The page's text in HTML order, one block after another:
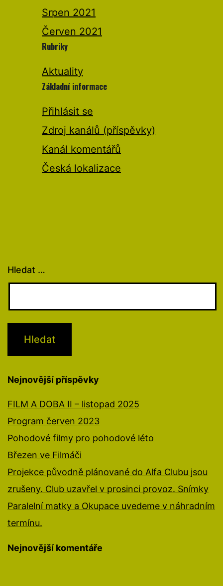
Srpen 2021
Červen 2021
Rubriky
Aktuality
Základní informace
Přihlásit se
Zdroj kanálů (příspěvky)
Kanál komentářů
Česká lokalizace
Hledat …
Nejnovější příspěvky
FILM A DOBA II – listopad 2025
Program červen 2023
Pohodové filmy pro pohodové léto
Březen ve Filmáči
Projekce původně plánované do Alfa Clubu jsou
zrušeny. Club uzavřel v prosinci provoz. Snímky
Paralelní matky a Okupace uvedeme v náhradním
termínu.
Nejnovější komentáře